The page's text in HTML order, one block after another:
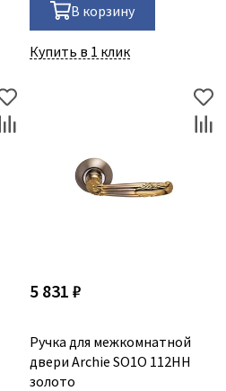
В корзину
Купить в 1 клик
5 831 ₽
Ручка для межкомнатной
двери Archie SO1O 112HH
золото